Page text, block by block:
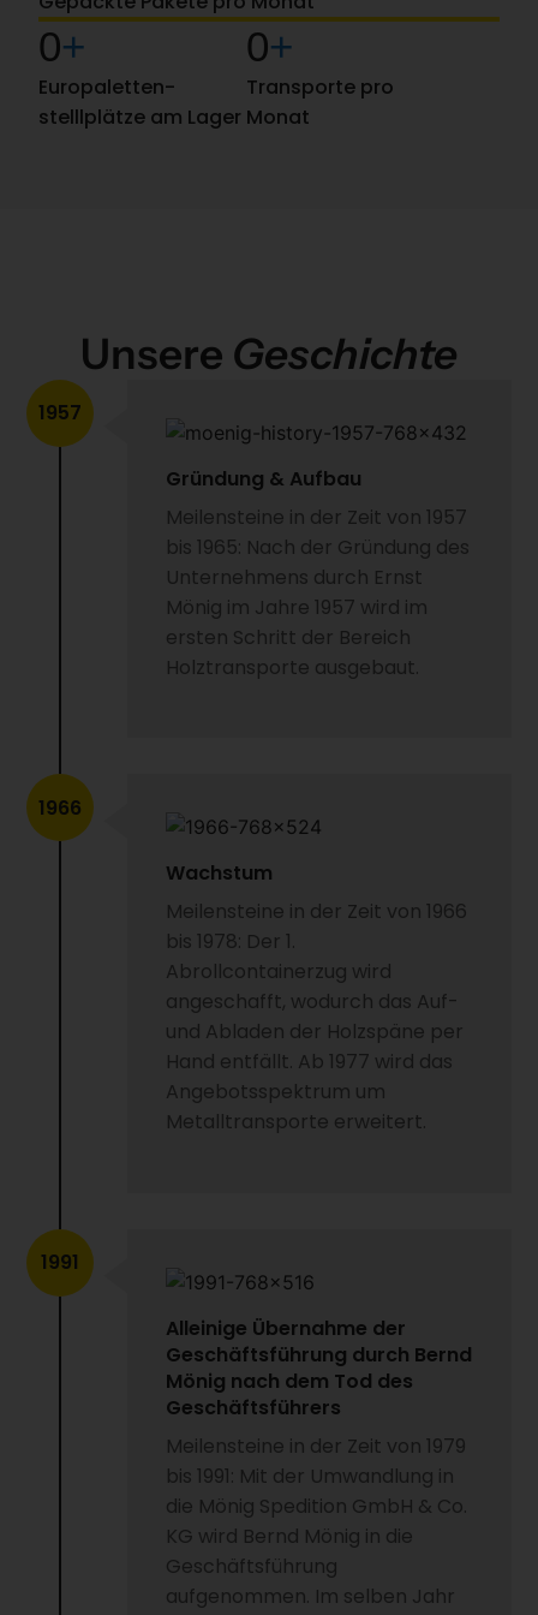
Europaletten­
stelllplätze am Lager
0+
Transporte pro
Monat
0+
Unsere Geschichte
Gründung & Aufbau
Meilensteine in der Zeit von 1957
bis 1965: Nach der Gründung des
Unternehmens durch Ernst
Mönig im Jahre 1957 wird im
ersten Schritt der Bereich
Holztransporte ausgebaut.
1957
Wachstum
Meilensteine in der Zeit von 1966
bis 1978: Der 1.
Abrollcontainerzug wird
angeschafft, wodurch das Auf-
und Abladen der Holzspäne per
Hand entfällt. Ab 1977 wird das
Angebotsspektrum um
Metalltransporte erweitert.
1966
Alleinige Übernahme der
Geschäftsführung durch Bernd
Mönig nach dem Tod des
Geschäftsführers
Meilensteine in der Zeit von 1979
bis 1991: Mit der Umwandlung in
die Mönig Spedition GmbH & Co.
KG wird Bernd Mönig in die
Geschäftsführung
aufgenommen. Im selben Jahr
1991